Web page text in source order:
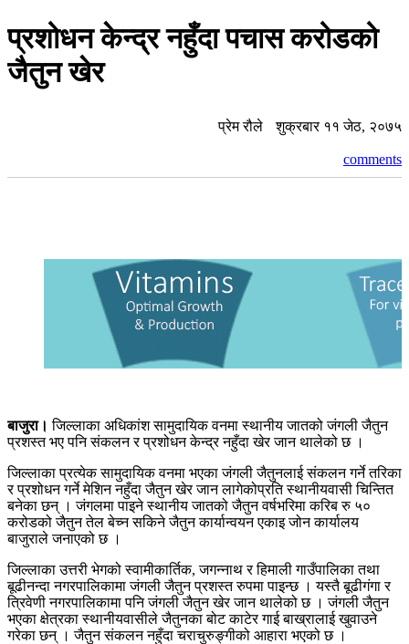
प्रशोधन केन्द्र नहुँदा पचास करोडको
जैतुन खेर
प्रेम रौले शुक्रबार ११ जेठ, २०७५
comments
बाजुरा। जिल्लाका अधिकांश सामुदायिक वनमा स्थानीय जातको जंगली जैतुन
प्रशस्त भए पनि संकलन र प्रशोधन केन्द्र नहुँदा खेर जान थालेको छ ।
जिल्लाका प्रत्येक सामुदायिक वनमा भएका जंगली जैतुनलाई संकलन गर्ने तरिका
र प्रशोधन गर्ने मेशिन नहुँदा जैतुन खेर जान लागेकोप्रति स्थानीयवासी चिन्तित
बनेका छन् । जंगलमा पाइने स्थानीय जातको जैतुन वर्षभरिमा करिब रु ५०
करोडको जैतुन तेल बेच्न सकिने जैतुन कार्यान्वयन एकाइ जोन कार्यालय
बाजुराले जनाएको छ ।
जिल्लाका उत्तरी भेगको स्वामीकार्तिक, जगन्नाथ र हिमाली गाउँपालिका तथा
बूढीनन्दा नगरपालिकामा जंगली जैतुन प्रशस्त रुपमा पाइन्छ । यस्तै बूढीगंगा र
त्रिवेणी नगरपालिकामा पनि जंगली जैतुन खेर जान थालेको छ । जंगली जैतुन
भएका क्षेत्रका स्थानीयवासीले जैतुनका बोट काटेर गाई बाख्रालाई खुवाउने
गरेका छन् । जैतुन संकलन नहुँदा चराचुरुङ्गीको आहारा भएको छ ।